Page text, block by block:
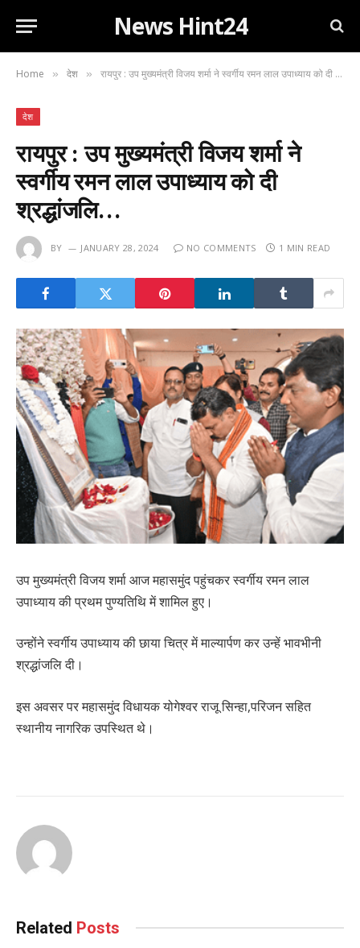
News Hint24
Home » देश » रायपुर : उप मुख्यमंत्री विजय शर्मा ने स्वर्गीय रमन लाल उपाध्याय को दी श्रद्धांजलि…
देश
रायपुर : उप मुख्यमंत्री विजय शर्मा ने
स्वर्गीय रमन लाल उपाध्याय को दी
श्रद्धांजलि…
BY JANUARY 28, 2024 NO COMMENTS 1 MIN READ
उप मुख्यमंत्री विजय शर्मा आज महासमुंद पहुंचकर स्वर्गीय रमन लाल
उपाध्याय की प्रथम पुण्यतिथि में शामिल हुए।
उन्होंने स्वर्गीय उपाध्याय की छाया चित्र में माल्यार्पण कर उन्हें भावभीनी
श्रद्धांजलि दी।
इस अवसर पर महासमुंद विधायक योगेश्वर राजू सिन्हा,परिजन सहित
स्थानीय नागरिक उपस्थित थे।
Related Posts